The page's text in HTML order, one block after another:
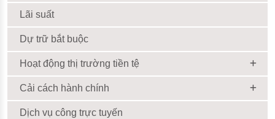
Lãi suất
Dự trữ bắt buộc
Hoạt động thị trường tiền tệ
Cải cách hành chính
Dịch vụ công trực tuyến